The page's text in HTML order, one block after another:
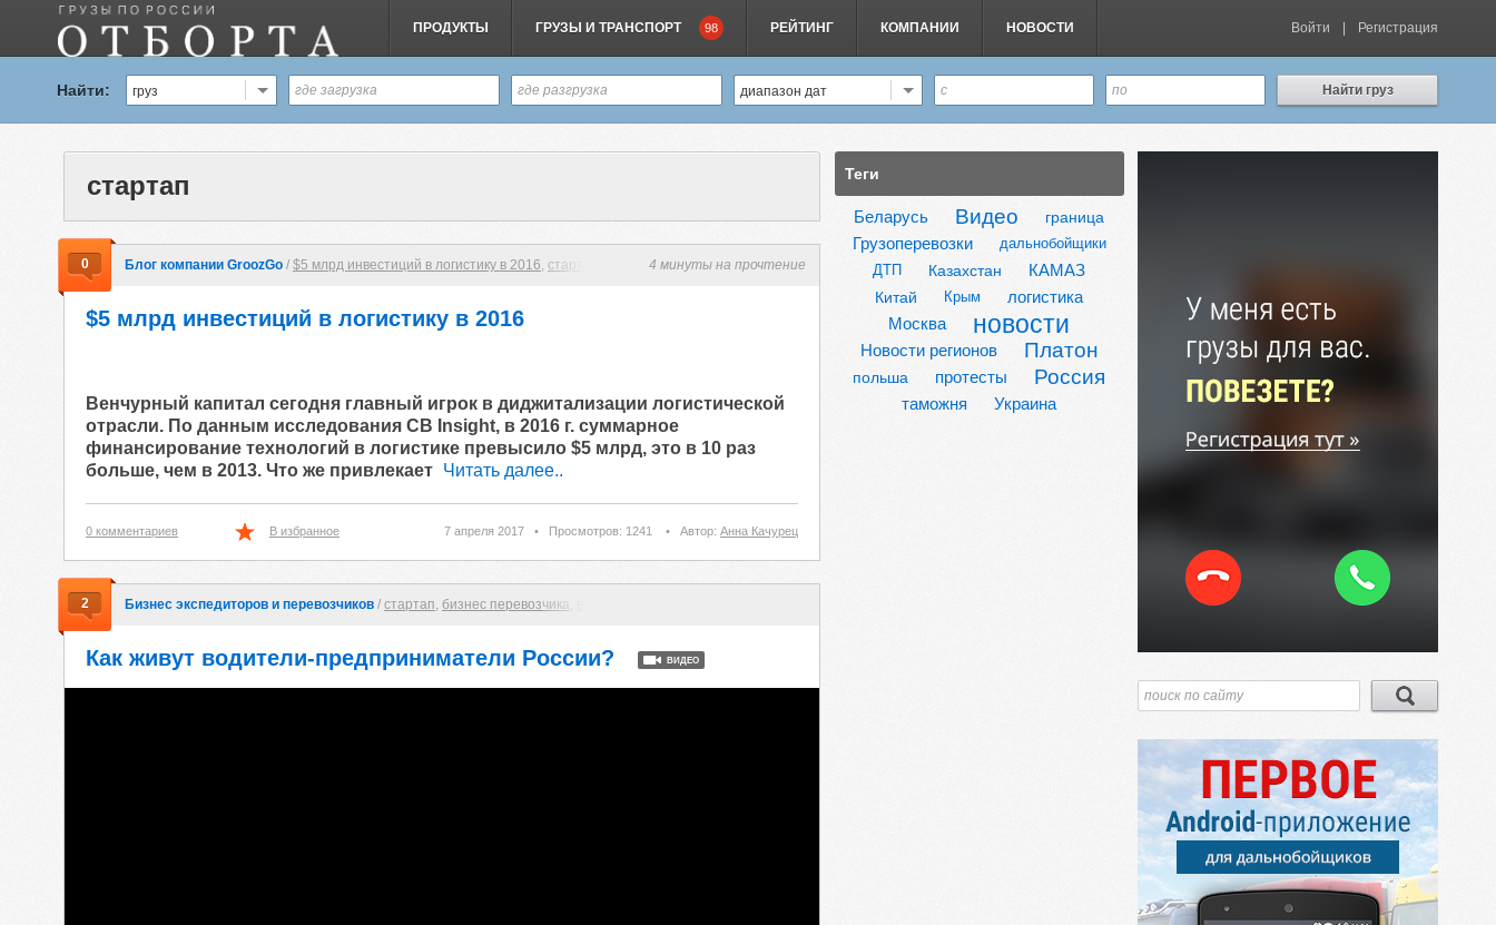
ПРОДУКТЫ ГРУЗЫ И ТРАНСПОРТ 98 РЕЙТИНГ КОМПАНИИ НОВОСТИ Войти Регистрация
Найти: груз диапазон дат Найти груз
стартап
0 Блог компании GroozGo / $5 млрд инвестиций в логистику в 2016, стартап логистика,новости, технологии будущего технологии
4 минуты на прочтение
$5 млрд инвестиций в логистику в 2016
Венчурный капитал сегодня главный игрок в диджитализации логистической
отрасли. По данным исследования CB Insight, в 2016 г. суммарное
финансирование технологий в логистике превысило $5 млрд, это в 10 раз
больше, чем в 2013. Что же привлекает Читать далее..
0 комментариев В избранное 7 апреля 2017 • Просмотров: 1241 • Автор: Анна Качурец
2 Бизнес экспедиторов и перевозчиков / стартап, бизнес перевозчика
Как живут водители-предприниматели России? ВИДЕО
Теги
Беларусь Видео граница
Грузоперевозки
дальнобойщики
ДТП
Казахстан КАМАЗ
Китай Крым
логистика
Москва
новости
Новости регионов Платон
польша протесты Россия
таможня Украина